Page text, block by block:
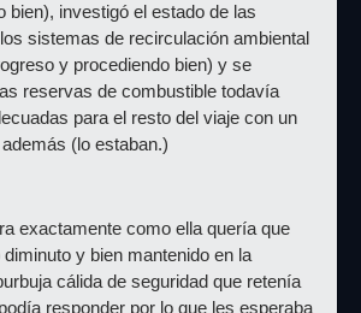
bien), investigó el estado de las
sistemas de recirculación ambiental
y procediendo bien) y se
reservas de combustible todavía
para el resto del viaje con un
(lo estaban.)
exactamente como ella quería que
y bien mantenido en la
cálida de seguridad que retenía
responder por lo que les esperaba